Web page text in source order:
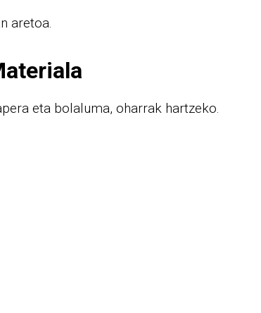
aretoa.
eta bolaluma, oharrak hartzeko.